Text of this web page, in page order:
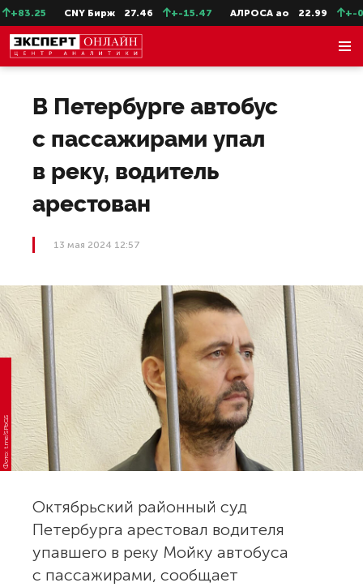
CNY Бирж 27.46 +-15.47 АЛРОСА ао 22.99 +-0.11
В Петербурге автобус
с пассажирами упал
в реку, водитель
арестован
13 мая 2024 12:57
Фото: t.me/SPbGS
Октябрьский районный суд
Петербурга арестовал водителя
упавшего в реку Мойку автобуса
с пассажирами, сообщает